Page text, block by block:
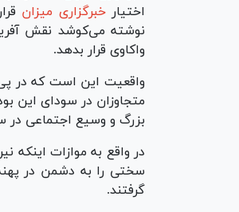
اختیارخبرگزاری میزان
نوشته می‌کوشد نقش
واکاوی قرار بدهد.
واقعیت این است که در پی
متجاوزان در سودای این
بزرگ و وسیع اجتماعی در
در واقع به موازات اینکه
سختی را به دشمن در
گرفتند.